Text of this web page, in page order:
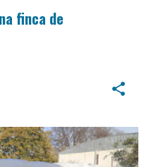
finca de